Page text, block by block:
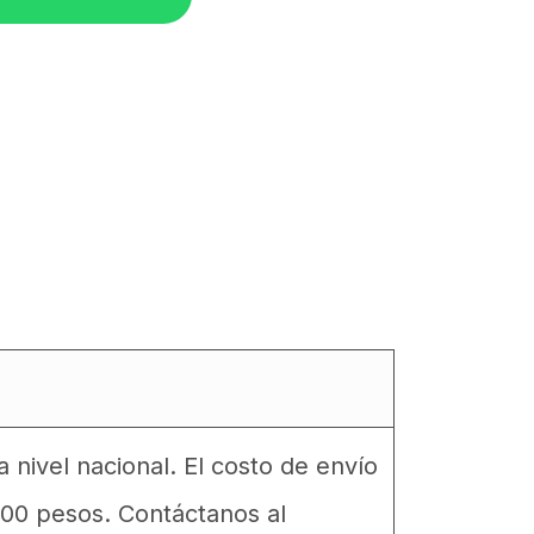
nivel nacional. El costo de envío
pesos. Contáctanos al